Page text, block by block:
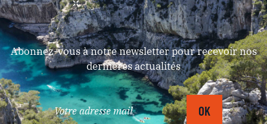
Abonnez-vous à notre newsletter pour recevoir nos
dernières actualités